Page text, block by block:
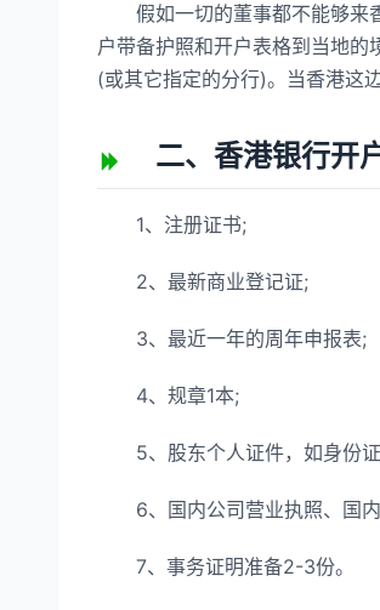
假如一切的董事都不能够来香
户带备护照和开户表格到当地
(或其它指定的分行)。当香港这
二、香港银行开户
1、注册证书;
2、最新商业登记证;
3、最近一年的周年申报表;
4、规章1本;
5、股东个人证件，如身份证
6、国内公司营业执照、国内
7、事务证明准备2-3份。